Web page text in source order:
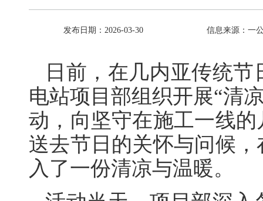
发布日期：2026-03-30 信息来源：一
日前，在几内亚传统
电站项目部组织开展“清
动，向坚守在施工一线
送去节日的关怀与问候
入了一份清凉与温暖。